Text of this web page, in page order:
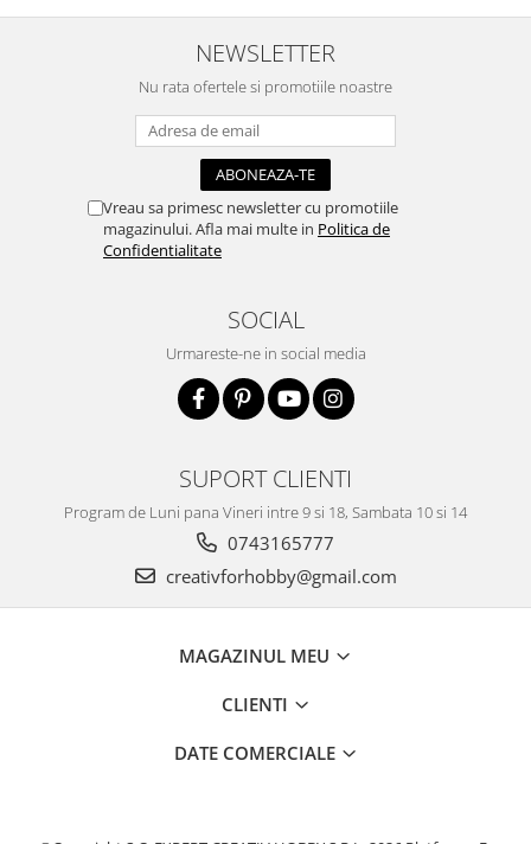
Plante uscate
Articole din bumbac
Modele termoadezive
Forme pentru turnat ciocolata
Accesorii pictura pe fata
NEWSLETTER
Nu rata ofertele si promotiile noastre
Vreau sa primesc newsletter cu promotiile
magazinului. Afla mai multe in Politica de
Confidentialitate
SOCIAL
Urmareste-ne in social media
SUPORT CLIENTI
Program de Luni pana Vineri intre 9 si 18, Sambata 10 si 14
0743165777
creativforhobby@gmail.com
MAGAZINUL MEU
CLIENTI
DATE COMERCIALE